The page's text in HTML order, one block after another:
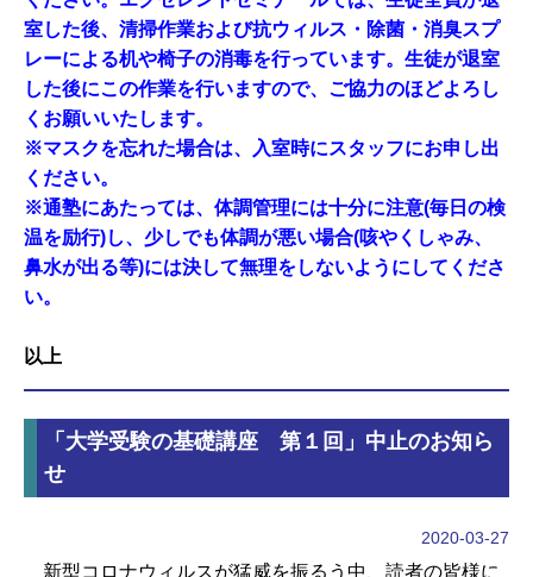
室した後、清掃作業および抗ウィルス・除菌・消臭スプ
レーによる机や椅子の消毒を行っています。生徒が退室
した後にこの作業を行いますので、ご協力のほどよろし
くお願いいたします。
※マスクを忘れた場合は、入室時にスタッフにお申し出
ください。
※通塾にあたっては、体調管理には十分に注意(毎日の検
温を励行)し、少しでも体調が悪い場合(咳やくしゃみ、
鼻水が出る等)には決して無理をしないようにしてくださ
い。
以上
「大学受験の基礎講座 第１回」中止のお知ら
せ
2020-03-27
新型コロナウィルスが猛威を振るう中、読者の皆様に